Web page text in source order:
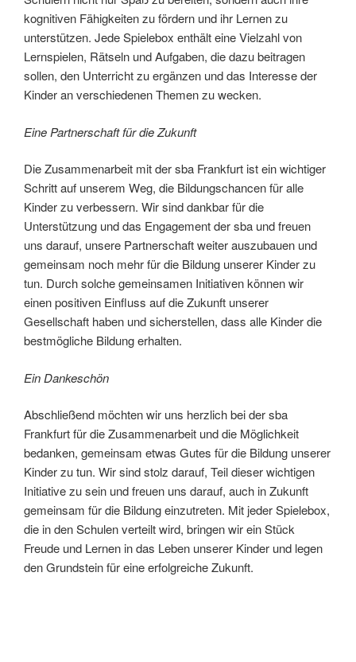
kognitiven Fähigkeiten zu fördern und ihr Lernen zu
unterstützen. Jede Spielebox enthält eine Vielzahl von
Lernspielen, Rätseln und Aufgaben, die dazu beitragen
sollen, den Unterricht zu ergänzen und das Interesse der
Kinder an verschiedenen Themen zu wecken.
Eine Partnerschaft für die Zukunft
Die Zusammenarbeit mit der sba Frankfurt ist ein wichtiger
Schritt auf unserem Weg, die Bildungschancen für alle
Kinder zu verbessern. Wir sind dankbar für die
Unterstützung und das Engagement der sba und freuen
uns darauf, unsere Partnerschaft weiter auszubauen und
gemeinsam noch mehr für die Bildung unserer Kinder zu
tun. Durch solche gemeinsamen Initiativen können wir
einen positiven Einfluss auf die Zukunft unserer
Gesellschaft haben und sicherstellen, dass alle Kinder die
bestmögliche Bildung erhalten.
Ein Dankeschön
Abschließend möchten wir uns herzlich bei der sba
Frankfurt für die Zusammenarbeit und die Möglichkeit
bedanken, gemeinsam etwas Gutes für die Bildung unserer
Kinder zu tun. Wir sind stolz darauf, Teil dieser wichtigen
Initiative zu sein und freuen uns darauf, auch in Zukunft
gemeinsam für die Bildung einzutreten. Mit jeder Spielebox,
die in den Schulen verteilt wird, bringen wir ein Stück
Freude und Lernen in das Leben unserer Kinder und legen
den Grundstein für eine erfolgreiche Zukunft.